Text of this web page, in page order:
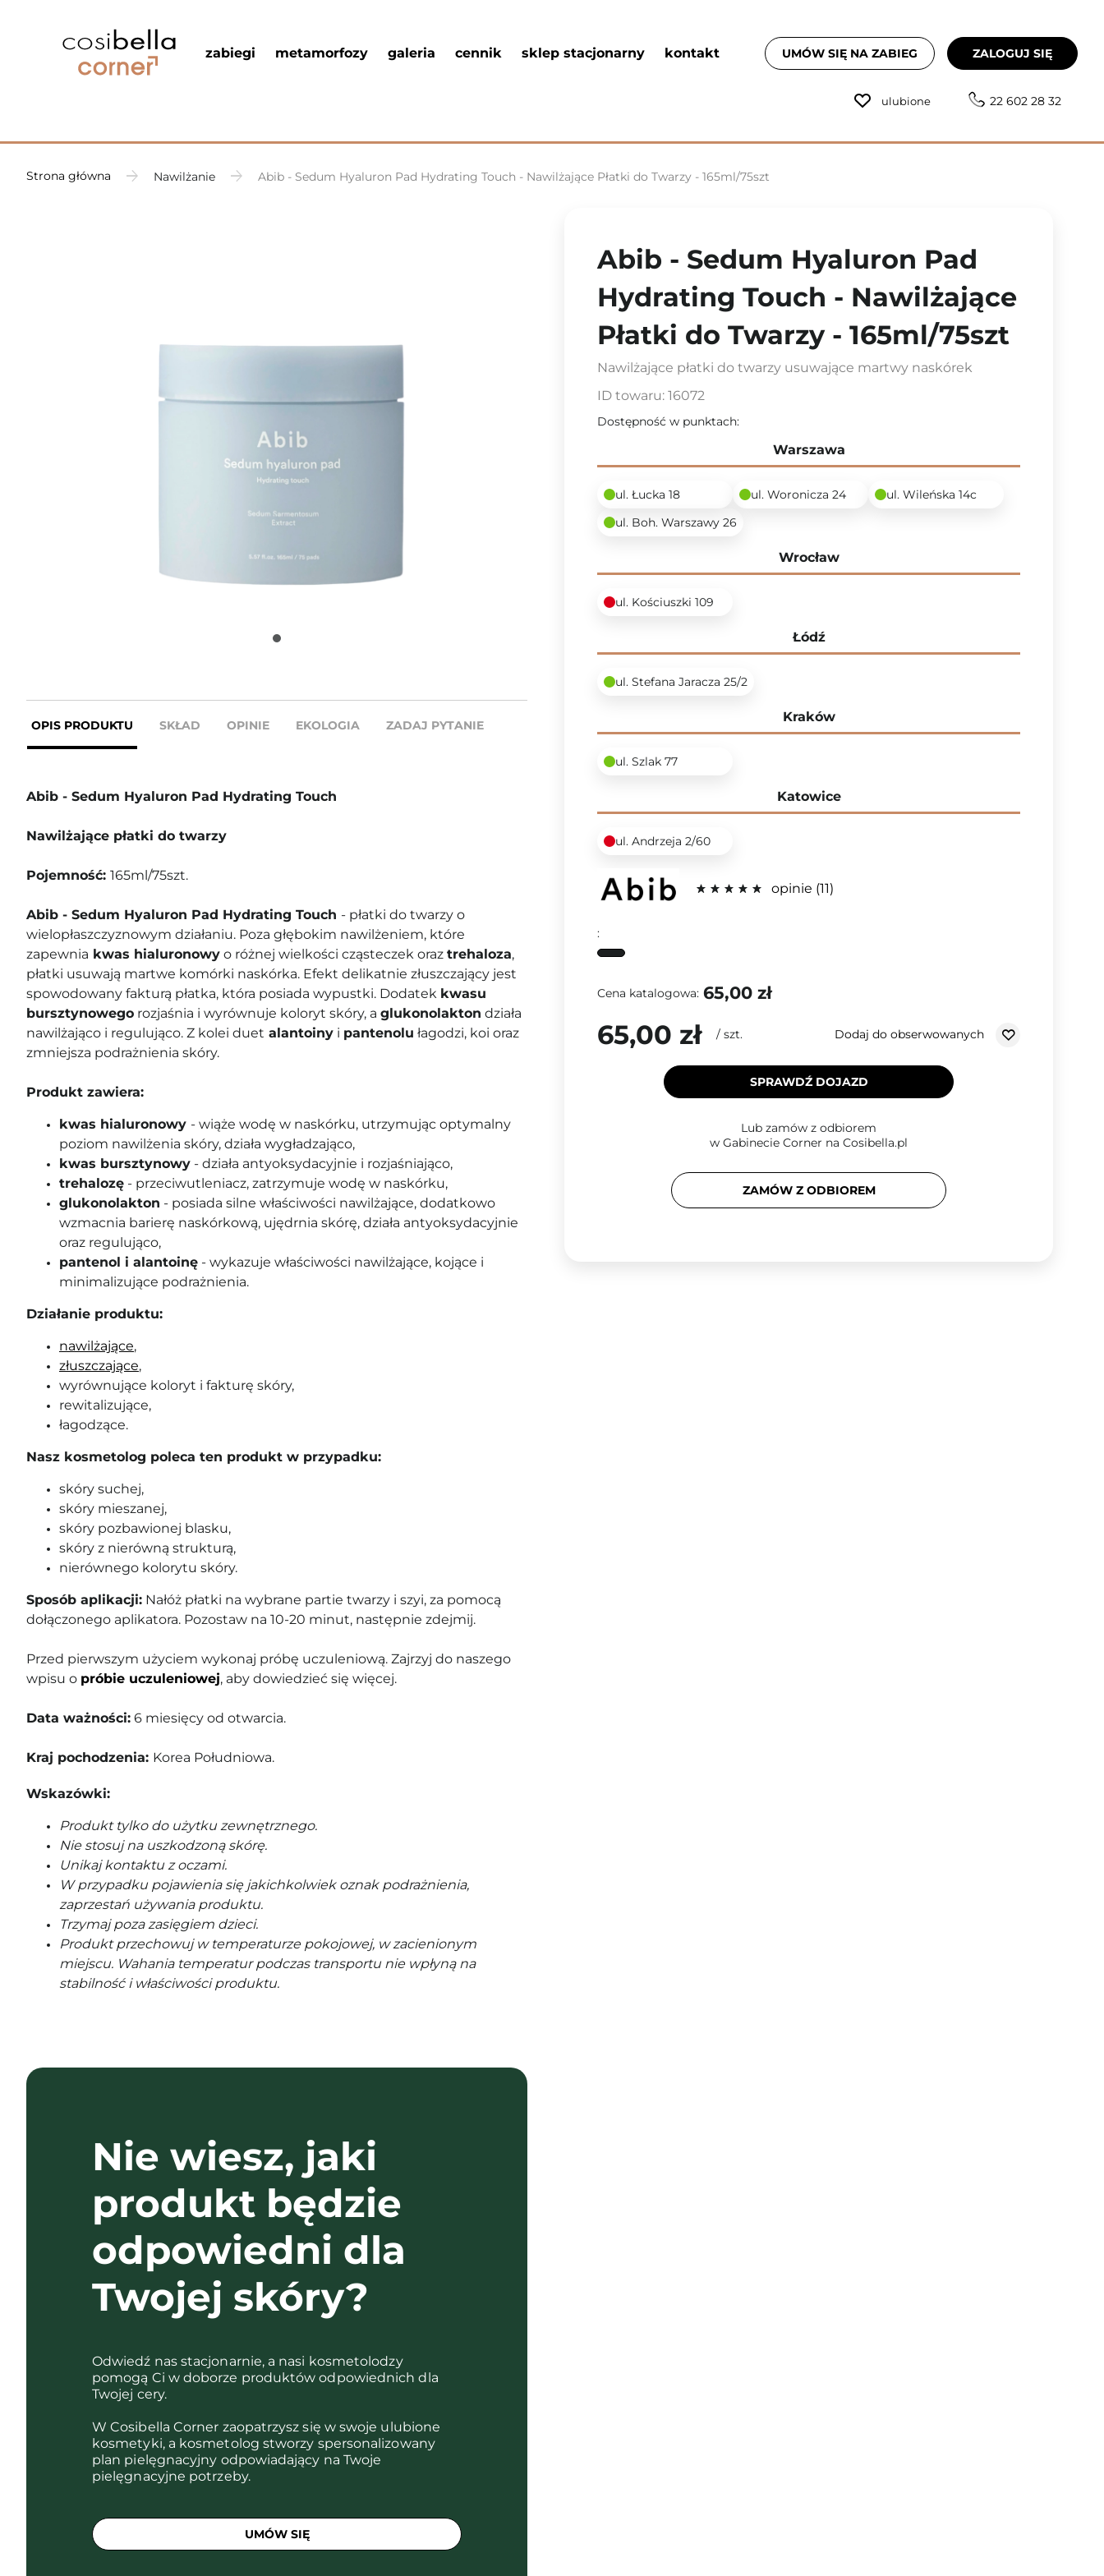
zabiegi metamorfozy galeria cennik sklep stacjonarny kontakt UMÓW SIĘ NA ZABIEG ZALOGUJ SIĘ
ulubione 22 602 28 32
Strona główna Nawilżanie Abib - Sedum Hyaluron Pad Hydrating Touch - Nawilżające Płatki do Twarzy - 165ml/75szt
OPIS PRODUKTU SKŁAD OPINIE EKOLOGIA ZADAJ PYTANIE
Abib - Sedum Hyaluron Pad Hydrating Touch
Nawilżające płatki do twarzy
Pojemność: 165ml/75szt.
Abib - Sedum Hyaluron Pad Hydrating Touch - płatki do twarzy o
wielopłaszczyznowym działaniu. Poza głębokim nawilżeniem, które
zapewnia kwas hialuronowy o różnej wielkości cząsteczek oraz trehaloza,
płatki usuwają martwe komórki naskórka. Efekt delikatnie złuszczający jest
spowodowany fakturą płatka, która posiada wypustki. Dodatek kwasu
bursztynowego rozjaśnia i wyrównuje koloryt skóry, a glukonolakton działa
nawilżająco i regulująco. Z kolei duet alantoiny i pantenolu łagodzi, koi oraz
zmniejsza podrażnienia skóry.
Produkt zawiera:
kwas hialuronowy - wiąże wodę w naskórku, utrzymując optymalny
poziom nawilżenia skóry, działa wygładzająco,
kwas bursztynowy - działa antyoksydacyjnie i rozjaśniająco,
trehalozę - przeciwutleniacz, zatrzymuje wodę w naskórku,
glukonolakton - posiada silne właściwości nawilżające, dodatkowo
wzmacnia barierę naskórkową, ujędrnia skórę, działa antyoksydacyjnie
oraz regulująco,
pantenol i alantoinę - wykazuje właściwości nawilżające, kojące i
minimalizujące podrażnienia.
Działanie produktu:
nawilżające,
złuszczające,
wyrównujące koloryt i fakturę skóry,
rewitalizujące,
łagodzące.
Nasz kosmetolog poleca ten produkt w przypadku:
skóry suchej,
skóry mieszanej,
skóry pozbawionej blasku,
skóry z nierówną strukturą,
nierównego kolorytu skóry.
Sposób aplikacji: Nałóż płatki na wybrane partie twarzy i szyi, za pomocą
dołączonego aplikatora. Pozostaw na 10-20 minut, następnie zdejmij.
Przed pierwszym użyciem wykonaj próbę uczuleniową. Zajrzyj do naszego
wpisu o próbie uczuleniowej, aby dowiedzieć się więcej.
Data ważności: 6 miesięcy od otwarcia.
Kraj pochodzenia: Korea Południowa.
Wskazówki:
Produkt tylko do użytku zewnętrznego.
Nie stosuj na uszkodzoną skórę.
Unikaj kontaktu z oczami.
W przypadku pojawienia się jakichkolwiek oznak podrażnienia,
zaprzestań używania produktu.
Trzymaj poza zasięgiem dzieci.
Produkt przechowuj w temperaturze pokojowej, w zacienionym
miejscu. Wahania temperatur podczas transportu nie wpłyną na
stabilność i właściwości produktu.
Nie wiesz, jaki
produkt będzie
odpowiedni dla
Twojej skóry?
Odwiedź nas stacjonarnie, a nasi kosmetolodzy
pomogą Ci w doborze produktów odpowiednich dla
Twojej cery.
W Cosibella Corner zaopatrzysz się w swoje ulubione
kosmetyki, a kosmetolog stworzy spersonalizowany
plan pielęgnacyjny odpowiadający na Twoje
pielęgnacyjne potrzeby.
UMÓW SIĘ
Abib - Sedum Hyaluron Pad
Hydrating Touch - Nawilżające
Płatki do Twarzy - 165ml/75szt
Nawilżające płatki do twarzy usuwające martwy naskórek
ID towaru: 16072
Dostępność w punktach:
Warszawa
ul. Łucka 18 ul. Woronicza 24
ul. Wileńska 14c
ul. Boh. Warszawy 26
Wrocław
ul. Kościuszki 109
Łódź
ul. Stefana Jaracza 25/2
Kraków
ul. Szlak 77
Katowice
ul. Andrzeja 2/60
opinie 11
:
Cena katalogowa: 65,00 zł
65,00 zł / szt. Dodaj do obserwowanych
SPRAWDŹ DOJAZD
Lub zamów z odbiorem
w Gabinecie Corner na Cosibella.pl
ZAMÓW Z ODBIOREM